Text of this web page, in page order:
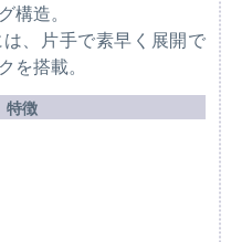
構造。
、片手で素早く展開で
を搭載。
特徴